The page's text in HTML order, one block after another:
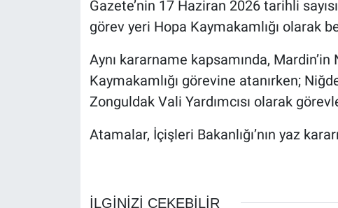
Gazete’nin 17 Haziran 2026 tarihli
görev yeri Hopa Kaymakamlığı olarak
Aynı kararname kapsamında,
Kaymakamlığı görevine atanırken;
Zonguldak Vali Yardımcısı olarak
Atamalar, İçişleri Bakanlığı’nın yaz